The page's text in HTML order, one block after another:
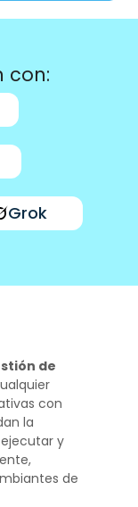
con:
Grok
de
con
la
y
de